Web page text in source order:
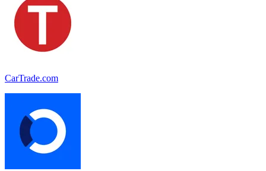
CarTrade.com